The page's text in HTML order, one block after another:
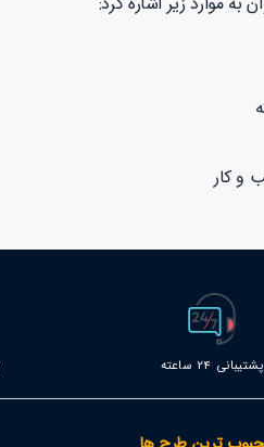
و کار
پشتیبانی 24 ساعته